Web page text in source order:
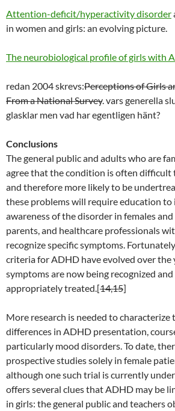
Attention-deficit/hyperactivity disorder
in women and girls: an evolving picture.
The neurobiological profile of girls with
redan 2004 skrevs:Perceptions of Girls
From a National Survey. vars generella
glasklar men vad har egentligen hänt?
Conclusions
The general public and adults who are
agree that the condition is often difficult
and therefore more likely to be
these problems will require education to
awareness of the disorder in females
parents, and healthcare professionals
recognize specific symptoms.
criteria for ADHD have evolved over the
symptoms are now being recognized
appropriately treated.[14,15]
More research is needed to characterize
differences in ADHD presentation,
particularly mood disorders. To date,
prospective studies solely in female
although one such trial is currently
offers several clues that ADHD may be
in girls: the general public and teachers